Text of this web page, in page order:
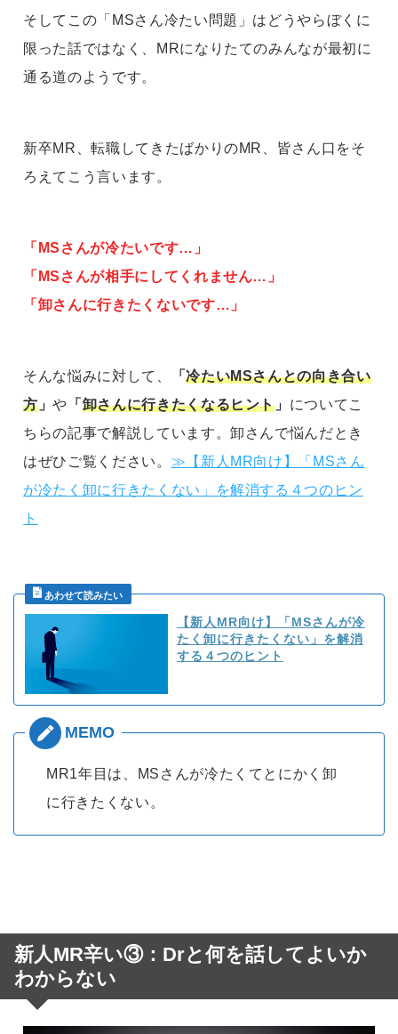
そしてこの「MSさん冷たい問題」はどうやらぼくに
限った話ではなく、MRになりたてのみんなが最初に
通る道のようです。
新卒MR、転職してきたばかりのMR、皆さん口をそ
ろえてこう言います。
「MSさんが冷たいです…」
「MSさんが相手にしてくれません…」
「卸さんに行きたくないです…」
そんな悩みに対して、 「冷たいMSさんとの向き合い
方」や 「 卸さんに行きたくなるヒント 」 についてこ
ちらの記事で解説しています。卸さんで悩んだとき
はぜひご覧ください。 ≫【新人MR向け】「MSさん
が冷たく卸に行きたくない」を解消する４つのヒン
ト
【新人MR向け】「MSさんが冷
たく卸に行きたくない」を解消
する４つのヒント
MR1年目は、MSさんが冷たくてとにかく卸
に行きたくない。
新人MR辛い③：Drと何を話してよいか
わからない